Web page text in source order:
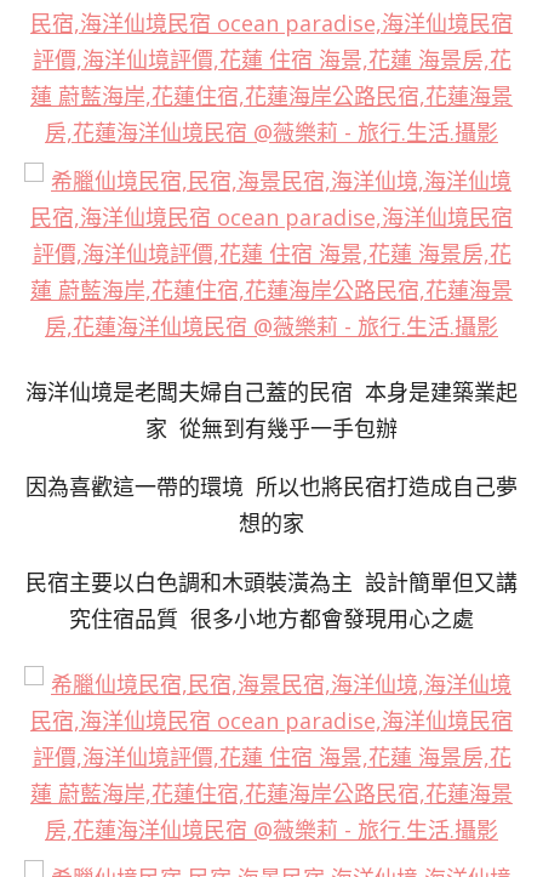
海洋仙境是老闆夫婦自己蓋的民宿 本身是建築業起
家 從無到有幾乎一手包辦
因為喜歡這一帶的環境 所以也將民宿打造成自己夢
想的家
民宿主要以白色調和木頭裝潢為主 設計簡單但又講
究住宿品質 很多小地方都會發現用心之處